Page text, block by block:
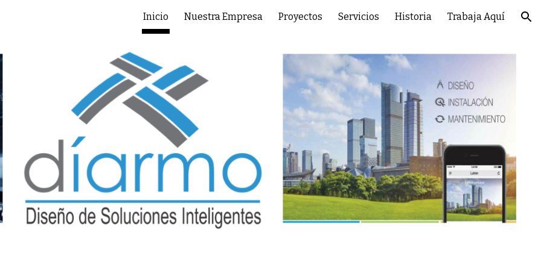
Skip to navigation
Inicio Nuestra Empresa Proyectos Servicios Historia Trabaja Aquí